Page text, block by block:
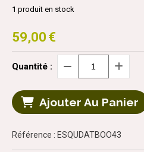
59,00 €
1 produit en stock
Quantité :
Ajouter Au Panier
Référence : ESQUDATBOO43